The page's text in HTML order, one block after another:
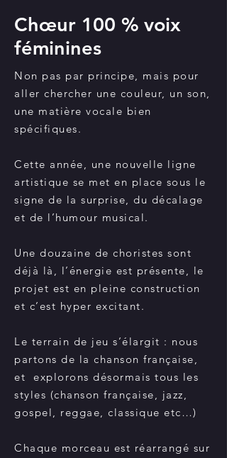
Chœur 100 % voix
féminines
Non pas par principe, mais pour
aller chercher une couleur, un son,
une matière vocale bien
spécifiques.
Cette année, une nouvelle ligne
artistique se met en place sous le
signe de la surprise, du décalage
et de l’humour musical.
Une douzaine de choristes sont
déjà là, l’énergie est présente, le
projet est en pleine construction
et c’est hyper excitant.
Le terrain de jeu s’élargit : nous
partons de la chanson française,
et explorons désormais tous les
styles (chanson française, jazz,
gospel, reggae, classique etc…)
Chaque morceau est réarrangé sur